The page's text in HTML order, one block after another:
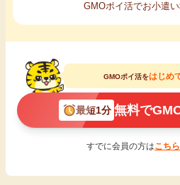
GMOポイ活でお小遣い
GMOポイ活をはじめ
最短1分 無料で
すでに会員の方はこち